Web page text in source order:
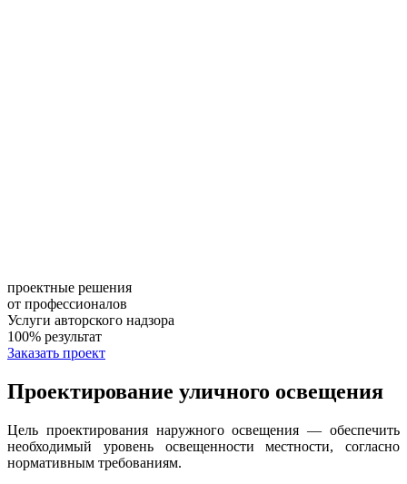
проектные решения
от профессионалов
Услуги авторского надзора
100% результат
Заказать проект
Проектирование уличного освещения
Цель проектирования наружного освещения — обеспечить
необходимый уровень освещенности местности, согласно
нормативным требованиям.